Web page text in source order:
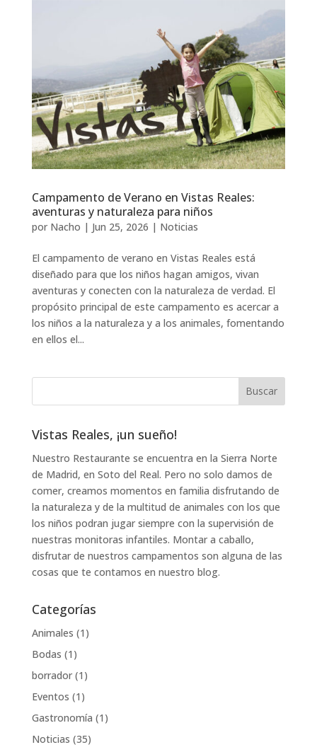
Campamento de Verano en Vistas Reales:
aventuras y naturaleza para niños
por Nacho | Jun 25, 2026 | Noticias
El campamento de verano en Vistas Reales está
diseñado para que los niños hagan amigos, vivan
aventuras y conecten con la naturaleza de verdad. El
propósito principal de este campamento es acercar a
los niños a la naturaleza y a los animales, fomentando
en ellos el...
Vistas Reales, ¡un sueño!
Nuestro Restaurante se encuentra en la Sierra Norte
de Madrid, en Soto del Real. Pero no solo damos de
comer, creamos momentos en familia disfrutando de
la naturaleza y de la multitud de animales con los que
los niños podran jugar siempre con la supervisión de
nuestras monitoras infantiles. Montar a caballo,
disfrutar de nuestros campamentos son alguna de las
cosas que te contamos en nuestro blog.
Categorías
Animales (1)
Bodas (1)
borrador(1)
Eventos (1)
Gastronomía (1)
Noticias (35)